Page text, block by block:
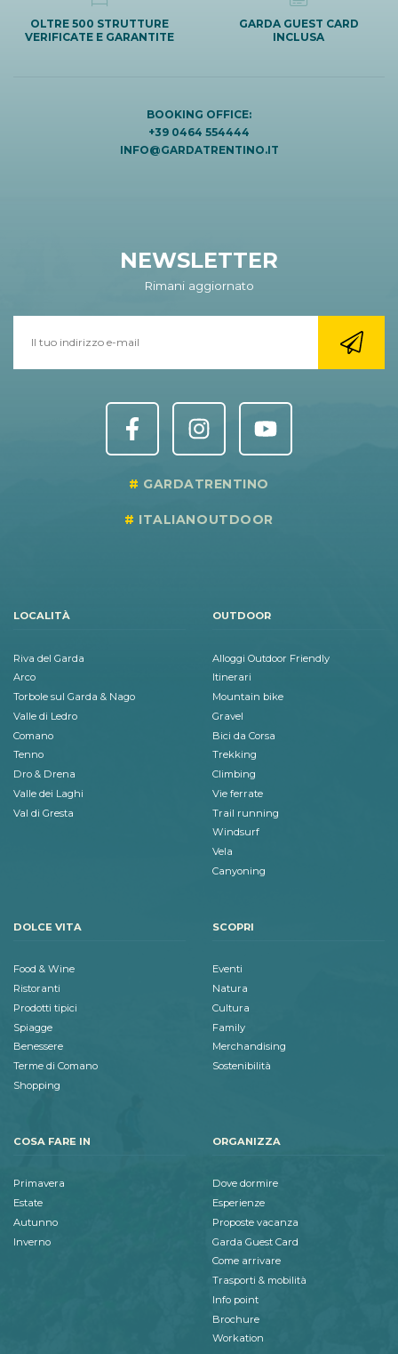
OLTRE 500 STRUTTURE
VERIFICATE E GARANTITE
GARDA GUEST CARD
INCLUSA
BOOKING OFFICE:
+39 0464 554444
INFO@GARDATRENTINO.IT
NEWSLETTER
Rimani aggiornato
GARDATRENTINO
ITALIANOUTDOOR
LOCALITÀ
Riva del Garda
Arco
Torbole sul Garda & Nago
Valle di Ledro
Comano
Tenno
Dro & Drena
Valle dei Laghi
Val di Gresta
OUTDOOR
Alloggi Outdoor Friendly
Itinerari
Mountain bike
Gravel
Bici da Corsa
Trekking
Climbing
Vie ferrate
Trail running
Windsurf
Vela
Canyoning
DOLCE VITA
Food & Wine
Ristoranti
Prodotti tipici
Spiagge
Benessere
Terme di Comano
Shopping
SCOPRI
Eventi
Natura
Cultura
Family
Merchandising
Sostenibilità
COSA FARE IN
Primavera
Estate
Autunno
Inverno
ORGANIZZA
Dove dormire
Esperienze
Proposte vacanza
Garda Guest Card
Come arrivare
Trasporti & mobilità
Info point
Brochure
Workation